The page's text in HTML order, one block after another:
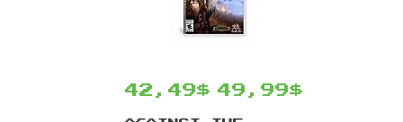
42,49$ 49,99$